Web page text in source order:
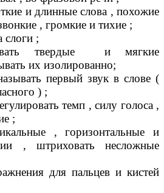
и длинные слова , похожие
, громкие и тихие ;
слоги ;
твердые и мягкие
их изолированно;
первый звук в слове (
) ;
темп , силу голоса ,
;
, горизонтальные и
, штриховать несложные
для пальцев и кистей